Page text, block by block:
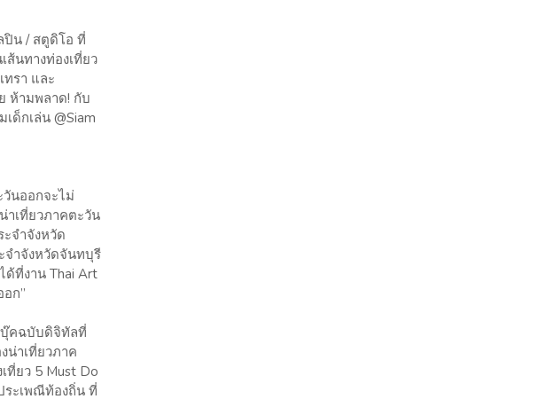
ปิน / สตูดิโอ ที่
ส้นทางท่องเที่ยว
รา และ
ห้ามพลาด! กับ
ด็กเล่น @Siam
วันออกจะไม่
าเที่ยวภาคตะวัน
จำจังหวัด
จำจังหวัดจันทบุรี
ที่งาน Thai Art
ก”
บุ๊คฉบับดิจิทัลที่
น่าเที่ยวภาค
ยว 5 Must Do
ระเพณีท้องถิ่น ที่